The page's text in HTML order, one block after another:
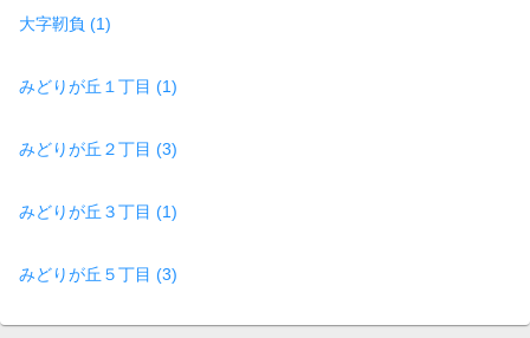
大字靭負 (1)
みどりが丘１丁目 (1)
みどりが丘２丁目 (3)
みどりが丘３丁目 (1)
みどりが丘５丁目 (3)